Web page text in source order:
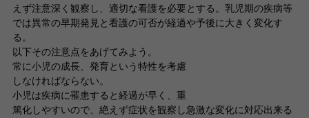
えず注意深く観察し、適切な看護を必要とする。乳児期の疾病等
では異常の早期発見と看護の可否が経過や予後に大きく変化す
る。
以下その注意点をあげてみよう。
常に小児の成長、発育という特性を考慮
しなければならない。
小児は疾病に罹患すると経過が早く、重
篤化しやすいので、絶えず症状を観察し急激な変化に対応出来る